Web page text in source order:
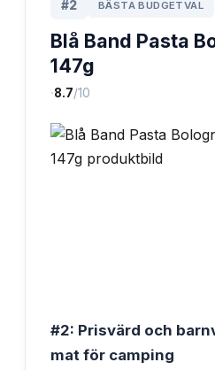
#2 BÄSTA BUDGETVAL
Blå Band Pasta
147g
·8.7/10
#2: Prisvärd och
mat för camping